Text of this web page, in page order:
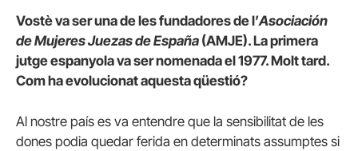
Vostè va ser una de les fundadores de l’Asociación
de Mujeres Juezas de España (AMJE). La primera
jutge espanyola va ser nomenada el 1977. Molt tard.
Com ha evolucionat aquesta qüestió?
Al nostre país es va entendre que la sensibilitat de les
dones podia quedar ferida en determinats assumptes si